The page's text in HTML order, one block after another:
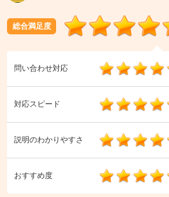
総合満足度
問い合わせ対応
対応スピード
説明のわかりやすさ
おすすめ度